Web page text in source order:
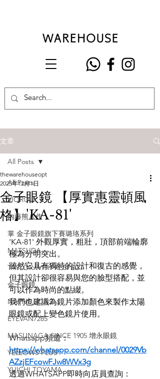
文章
All Posts
VIOROU
內藤熊八作
掌 金子眼鏡旗下賽璐珞系列
MATSUDA
TAYLOR WITH RESPECT
金子眼鏡
NATIVE SONS
EYEVAN7285
MASUNAGA SINCE 1905 增永眼鏡
YELLOWS PLUS
YUICHI TOYAMA
All Posts
金子眼鏡 【厚實惠靈頓風
格】'KA-81'
thewarehouseopt
2025年12月1日
'KA-81' 外觀厚實，粗壯，頂部前端輪廓
極為分明突出。
雖然它具有獨特的設計和復古的感覺，
但其設計卻很容易與您的臉型搭配，並
可以作為時尚的點綴。
我們也建議為鏡片添加顏色來製作太陽
眼鏡或配上變色鏡片使用。
Whatsapp頻道：
https://whatsapp.com/channel/0029Vb
AZzjEFcowFJw8WVx3g
透過WHATSAPP即時向店員查詢：